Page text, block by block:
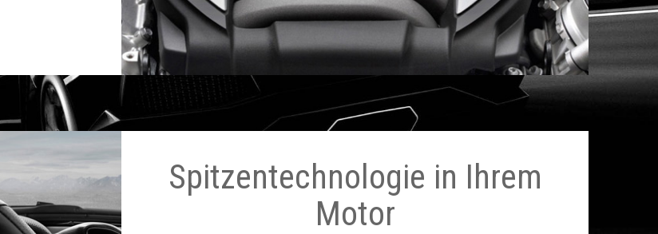
Spitzentechnologie in Ihrem
Motor